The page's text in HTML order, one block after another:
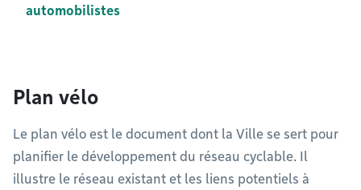
automobilistes
Plan vélo
Le plan vélo est le document dont la Ville se sert pour
planifier le développement du réseau cyclable. Il
illustre le réseau existant et les liens potentiels à